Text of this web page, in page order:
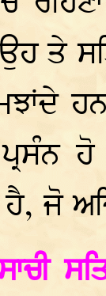
ਉਹ ਤੇ
ਜੋ